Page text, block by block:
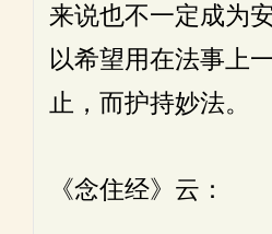
来说也不一定成为
以希望用在法事上
止，而护持妙法。
《念住经》云：